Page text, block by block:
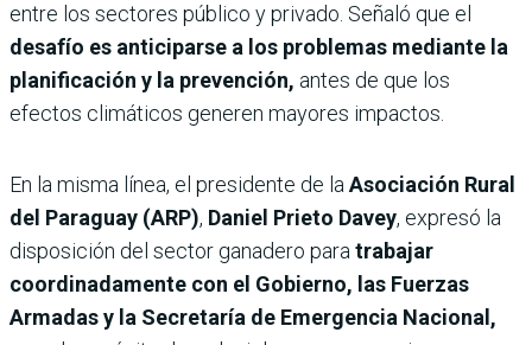
entre los sectores público y privado. Señaló que el
desafío es anticiparse a los problemas mediante la
planificación y la prevención, antes de que los
efectos climáticos generen mayores impactos.
En la misma línea, el presidente de la Asociación Rural
del Paraguay (ARP), Daniel Prieto Davey, expresó la
disposición del sector ganadero para trabajar
coordinadamente con el Gobierno, las Fuerzas
Armadas y la Secretaría de Emergencia Nacional,